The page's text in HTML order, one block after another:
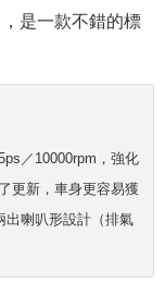
是一款不錯的標
／10000rpm，強化
更新，車身更容易獲
出喇叭形設計（排氣